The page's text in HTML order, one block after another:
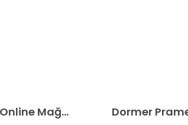
Dormer Pramet Online Mağazasında Heyecan Verici Yeni Özellikler ve İyileştirmeler